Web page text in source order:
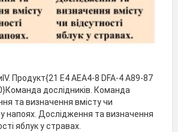
Продукт{21 E4 AEA4-8 DFA-4 A89-87
дослідників. Команда
та визначення вмісту чи
у напоях. Дослідження та визначення
яблук у стравах.